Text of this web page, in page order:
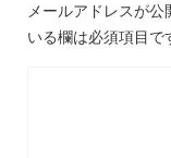
メールアドレスが公
いる欄は必須項目で